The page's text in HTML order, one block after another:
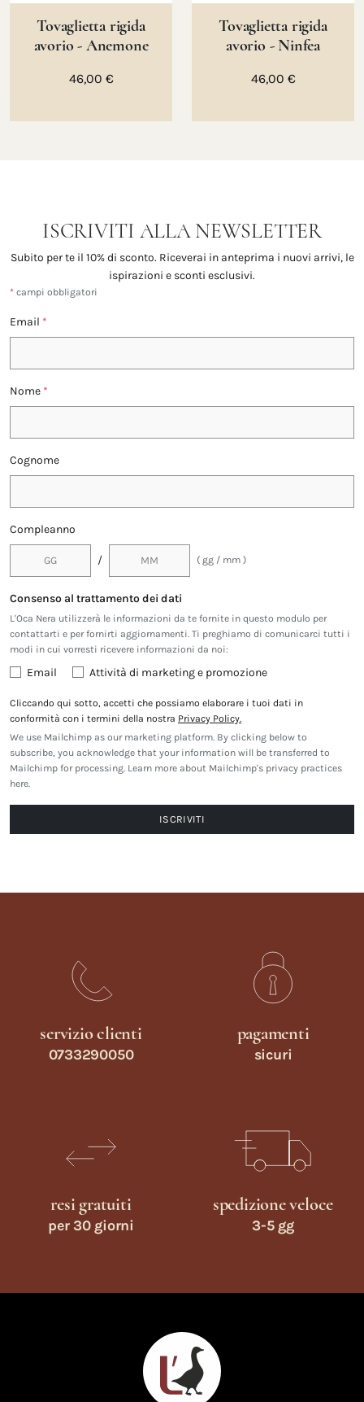
Tovaglietta rigida
avorio - Anemone
46,00 €
Tovaglietta rigida
avorio - Ninfea
46,00 €
ISCRIVITI ALLA NEWSLETTER
Subito per te il 10% di sconto. Riceverai in anteprima i nuovi arrivi, le
ispirazioni e sconti esclusivi.
* campi obbligatori
Email *
Nome *
Cognome
Compleanno
/ ( gg / mm )
Consenso al trattamento dei dati
L'Oca Nera utilizzerà le informazioni da te fornite in questo modulo per
contattarti e per fornirti aggiornamenti. Ti preghiamo di comunicarci tutti i
modi in cui vorresti ricevere informazioni da noi:
Email Attività di marketing e promozione
Cliccando qui sotto, accetti che possiamo elaborare i tuoi dati in
conformità con i termini della nostra Privacy Policy.
We use Mailchimp as our marketing platform. By clicking below to
subscribe, you acknowledge that your information will be transferred to
Mailchimp for processing. Learn more about Mailchimp's privacy practices
here.
servizio clienti
0733290050
pagamenti
sicuri
resi gratuiti
per 30 giorni
spedizione veloce
3-5 gg